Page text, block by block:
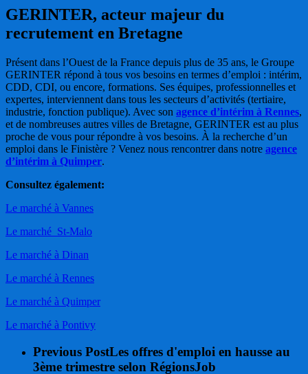
GERINTER, acteur majeur du
recrutement en Bretagne
Présent dans l’Ouest de la France depuis plus de 35 ans, le Groupe
GERINTER répond à tous vos besoins en termes d’emploi : intérim,
CDD, CDI, ou encore, formations. Ses équipes, professionnelles et
expertes, interviennent dans tous les secteurs d’activités (tertiaire,
industrie, fonction publique). Avec son agence d’intérim à Rennes,
et de nombreuses autres villes de Bretagne, GERINTER est au plus
proche de vous pour répondre à vos besoins. À la recherche d’un
emploi dans le Finistère ? Venez nous rencontrer dans notre agence
d’intérim à Quimper.
Consultez également:
Le marché à Vannes
Le marché St-Malo
Le marché à Dinan
Le marché à Rennes
Le marché à Quimper
Le marché à Pontivy
Previous PostLes offres d'emploi en hausse au
3ème trimestre selon RégionsJob